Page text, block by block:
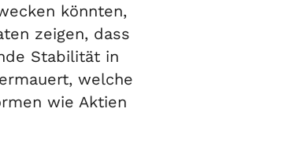
könnten,
zeigen, dass
Stabilität in
welche
wie Aktien